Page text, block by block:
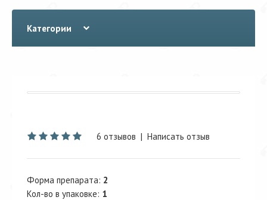
Категории
6 отзывов | Написать отзыв
Форма препарата: 2
Кол-во в упаковке: 1